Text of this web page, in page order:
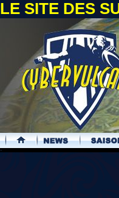
LE SITE DES
.